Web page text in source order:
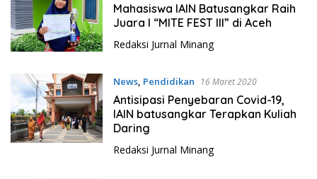
Mahasiswa IAIN Batusangkar Raih
Juara I “MITE FEST III” di Aceh
Redaksi Jurnal Minang
News, Pendidikan 16 Maret 2020
Antisipasi Penyebaran Covid-19,
IAIN batusangkar Terapkan Kuliah
Daring
Redaksi Jurnal Minang